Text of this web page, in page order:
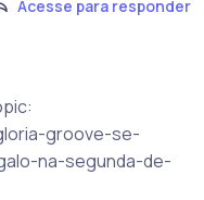
Acesse para responder
groove-se-
na-segunda-de-